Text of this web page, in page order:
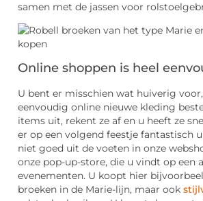
samen met de jassen voor
Online shoppen is heel
U bent er misschien wat huiverig
eenvoudig online nieuwe kleding
items uit, rekent ze af en u heeft ze
er op een volgend feestje fantastisch
niet goed uit de voeten in onze
onze pop-up-store, die u vindt op een
evenementen. U koopt hier
broeken in de Marie-lijn, maar ook